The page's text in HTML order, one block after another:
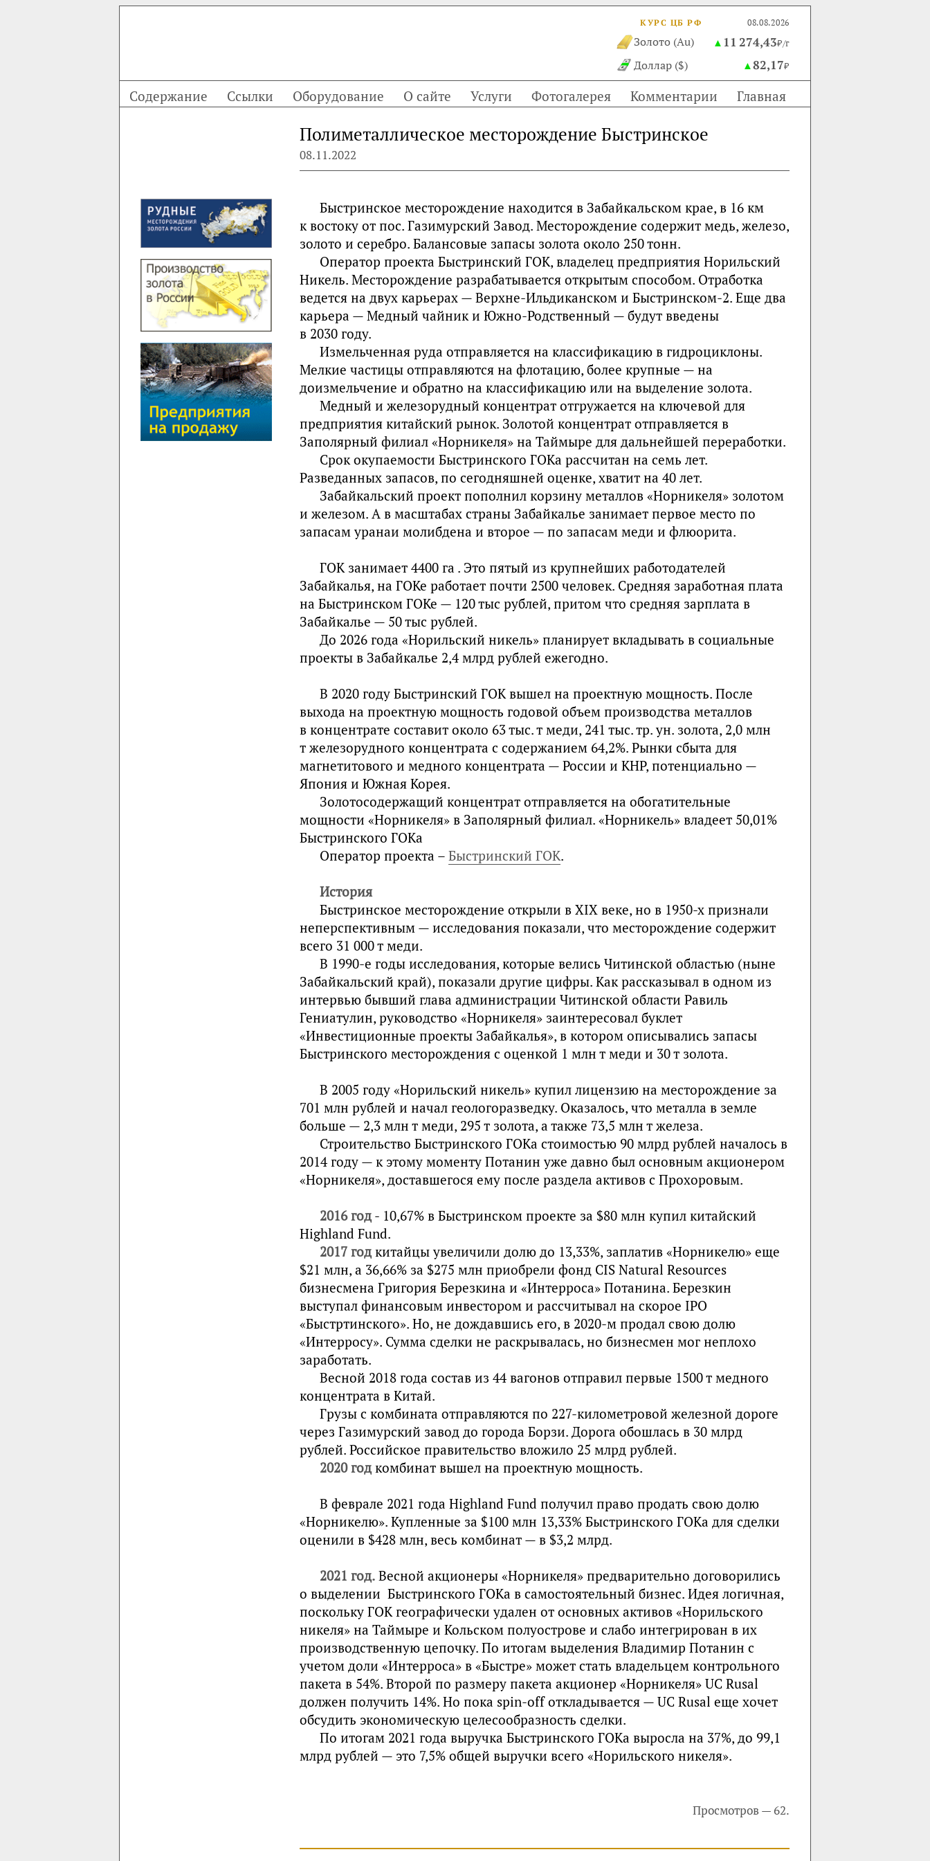
КУРС ЦБ РФ 08.08.2026
Золото (Au) ▲ 11 274,43₽/г
Доллар ($) ▲82,17₽
Содержание Ссылки Оборудование О сайте Услуги Фотогалерея Комментарии Главная
Полиметаллическое месторождение Быстринское
08.11.2022
Быстринское месторождение находится в Забайкальском крае, в 16 км
к востоку от пос. Газимурский Завод. Месторождение содержит медь, железо,
золото и серебро. Балансовые запасы золота около 250 тонн.
Оператор проекта Быстринский ГОК, владелец предприятия Норильский
Никель. Месторождение разрабатывается открытым способом. Отработка
ведется на двух карьерах — Верхне-Ильдиканском и Быстринском-2. Еще два
карьера — Медный чайник и Южно-Родственный — будут введены
в 2030 году.
Измельченная руда отправляется на классификацию в гидроциклоны.
Мелкие частицы отправляются на флотацию, более крупные — на
доизмельчение и обратно на классификацию или на выделение золота.
Медный и железорудный концентрат отгружается на ключевой для
предприятия китайский рынок. Золотой концентрат отправляется в
Заполярный филиал «Норникеля» на Таймыре для дальнейшей переработки.
Срок окупаемости Быстринского ГОКа рассчитан на семь лет.
Разведанных запасов, по сегодняшней оценке, хватит на 40 лет.
Забайкальский проект пополнил корзину металлов «Норникеля» золотом
и железом. А в масштабах страны Забайкалье занимает первое место по
запасам уранаи молибдена и второе — по запасам меди и флюорита.
ГОК занимает 4400 га . Это пятый из крупнейших работодателей
Забайкалья, на ГОКе работает почти 2500 человек. Средняя заработная плата
на Быстринском ГОКе — 120 тыс рублей, притом что средняя зарплата в
Забайкалье — 50 тыс рублей.
До 2026 года «Норильский никель» планирует вкладывать в социальные
проекты в Забайкалье 2,4 млрд рублей ежегодно.
В 2020 году Быстринский ГОК вышел на проектную мощность. После
выхода на проектную мощность годовой объем производства металлов
в концентрате составит около 63 тыс. т меди, 241 тыс. тр. ун. золота, 2,0 млн
т железорудного концентрата с содержанием 64,2%. Рынки сбыта для
магнетитового и медного концентрата — России и КНР, потенциально —
Япония и Южная Корея.
Золотосодержащий концентрат отправляется на обогатительные
мощности «Норникеля» в Заполярный филиал. «Норникель» владеет 50,01%
Быстринского ГОКа
Оператор проекта – Быстринский ГОК.
История
Быстринское месторождение открыли в XIX веке, но в 1950-х признали
неперспективным — исследования показали, что месторождение содержит
всего 31 000 т меди.
В 1990-е годы исследования, которые велись Читинской областью (ныне
Забайкальский край), показали другие цифры. Как рассказывал в одном из
интервью бывший глава администрации Читинской области Равиль
Гениатулин, руководство «Норникеля» заинтересовал буклет
«Инвестиционные проекты Забайкалья», в котором описывались запасы
Быстринского месторождения с оценкой 1 млн т меди и 30 т золота.
В 2005 году «Норильский никель» купил лицензию на месторождение за
701 млн рублей и начал геологоразведку. Оказалось, что металла в земле
больше — 2,3 млн т меди, 295 т золота, а также 73,5 млн т железа.
Строительство Быстринского ГОКа стоимостью 90 млрд рублей началось в
2014 году — к этому моменту Потанин уже давно был основным акционером
«Норникеля», доставшегося ему после раздела активов с Прохоровым.
2016 год- 10,67% в Быстринском проекте за $80 млн купил китайский
Highland Fund.
2017 годкитайцы увеличили долю до 13,33%, заплатив «Норникелю» еще
$21 млн, а 36,66% за $275 млн приобрели фонд CIS Natural Resources
бизнесмена Григория Березкина и «Интерроса» Потанина. Березкин
выступал финансовым инвестором и рассчитывал на скорое IPO
«Быстртинского». Но, не дождавшись его, в 2020-м продал свою долю
«Интерросу». Сумма сделки не раскрывалась, но бизнесмен мог неплохо
заработать.
Весной 2018 года состав из 44 вагонов отправил первые 1500 т медного
концентрата в Китай.
Грузы с комбината отправляются по 227-километровой железной дороге
через Газимурский завод до города Борзи. Дорога обошлась в 30 млрд
рублей. Российское правительство вложило 25 млрд рублей.
2020 годкомбинат вышел на проектную мощность.
В феврале 2021 года Highland Fund получил право продать свою долю
«Норникелю». Купленные за $100 млн 13,33% Быстринского ГОКа для сделки
оценили в $428 млн, весь комбинат — в $3,2 млрд.
2021 год.Весной акционеры «Норникеля» предварительно договорились
о выделении Быстринского ГОКа в самостоятельный бизнес. Идея логичная,
поскольку ГОК географически удален от основных активов «Норильского
никеля» на Таймыре и Кольском полуострове и слабо интегрирован в их
производственную цепочку. По итогам выделения Владимир Потанин с
учетом доли «Интерроса» в «Быстре» может стать владельцем контрольного
пакета в 54%. Второй по размеру пакета акционер «Норникеля» UC Rusal
должен получить 14%. Но пока spin-off откладывается — UC Rusal еще хочет
обсудить экономическую целесообразность сделки.
По итогам 2021 года выручка Быстринского ГОКа выросла на 37%, до 99,1
млрд рублей — это 7,5% общей выручки всего «Норильского никеля».
Просмотров — 62.